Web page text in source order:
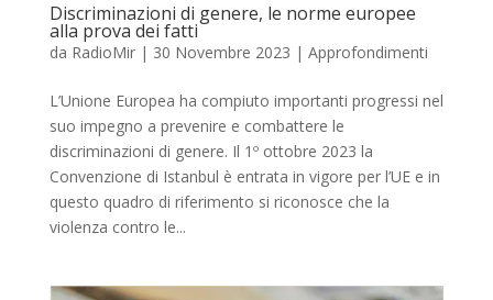
Discriminazioni di genere, le norme europee
alla prova dei fatti
da RadioMir| 30 Novembre 2023 | Approfondimenti
L’Unione Europea ha compiuto importanti progressi nel
suo impegno a prevenire e combattere le
discriminazioni di genere. Il 1º ottobre 2023 la
Convenzione di Istanbul è entrata in vigore per l’UE e in
questo quadro di riferimento si riconosce che la
violenza contro le...